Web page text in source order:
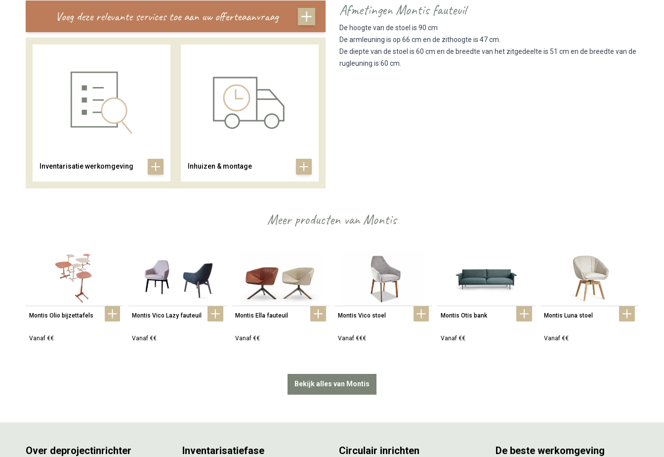
Voeg deze relevante services toe aan uw offerteaanvraag
Inventarisatie werkomgeving Inhuizen & montage
Afmetingen Montis fauteuil
De hoogte van de stoel is 90 cm
De armleuning is op 66 cm en de zithoogte is 47 cm.
De diepte van de stoel is 60 cm en de breedte van het zitgedeelte is 51 cm en de breedte van de
rugleuning is 60 cm.
Meer producten van Montis
Montis Olio bijzettafels
Vanaf €€
Montis Vico Lazy fauteuil
Vanaf €€
Montis Ella fauteuil
Vanaf €€
Montis Vico stoel
Vanaf €€€
Montis Otis bank
Vanaf €€
Montis Luna stoel
Vanaf €€
Bekijk alles van Montis
Over deprojectinrichter Inventarisatiefase Circulair inrichten De beste werkomgeving